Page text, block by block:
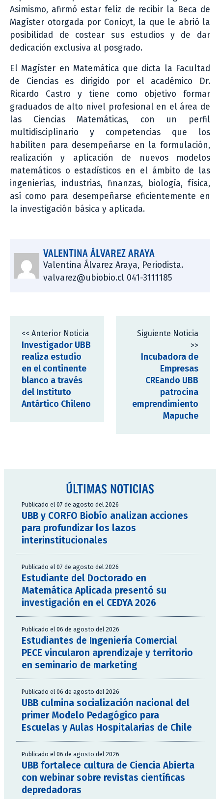
Asimismo, afirmó estar feliz de recibir la Beca de
Magíster otorgada por Conicyt, la que le abrió la
posibilidad de costear sus estudios y de dar
dedicación exclusiva al posgrado.
El Magíster en Matemática que dicta la Facultad
de Ciencias es dirigido por el académico Dr.
Ricardo Castro y tiene como objetivo formar
graduados de alto nivel profesional en el área de
las Ciencias Matemáticas, con un perfil
multidisciplinario y competencias que los
habiliten para desempeñarse en la formulación,
realización y aplicación de nuevos modelos
matemáticos o estadísticos en el ámbito de las
ingenierías, industrias, finanzas, biología, física,
así como para desempeñarse eficientemente en
la investigación básica y aplicada.
VALENTINA ÁLVAREZ ARAYA
Valentina Álvarez Araya, Periodista.
valvarez@ubiobio.cl 041-3111185
<< Anterior Noticia
Investigador UBB
realiza estudio
en el continente
blanco a través
del Instituto
Antártico Chileno
Siguiente Noticia
>>
Incubadora de
Empresas
CREando UBB
patrocina
emprendimiento
Mapuche
ÚLTIMAS NOTICIAS
Publicado el 07 de agosto del 2026
UBB y CORFO Biobío analizan acciones
para profundizar los lazos
interinstitucionales
Publicado el 07 de agosto del 2026
Estudiante del Doctorado en
Matemática Aplicada presentó su
investigación en el CEDYA 2026
Publicado el 06 de agosto del 2026
Estudiantes de Ingeniería Comercial
PECE vincularon aprendizaje y territorio
en seminario de marketing
Publicado el 06 de agosto del 2026
UBB culmina socialización nacional del
primer Modelo Pedagógico para
Escuelas y Aulas Hospitalarias de Chile
Publicado el 06 de agosto del 2026
UBB fortalece cultura de Ciencia Abierta
con webinar sobre revistas científicas
depredadoras